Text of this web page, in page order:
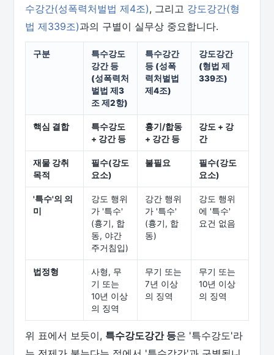
수강간(성폭력처벌법 제4조), 그리고 강도강간(형
법 제339조)과의 구별이 실무상 중요합니다.
구분
특수강도
강간 등
(성폭력처
벌법 제3
조 제2항)
특수강간
등 (성폭
력처벌법
제4조)
강도강간
(형법 제
339조)
핵심 결합
특수강도
+ 강간 등
흉기/합동
+ 강간 등
강도 + 강
간
재물 강취
목적
필수(강도
요소)
불필요
필수(강도
요소)
'특수'의 의
미
강도 행위
가 '특수'
(흉기, 합
동, 야간
주거침입)
강간 행위
가 '특수'
(흉기, 합
동)
강도 행위
에 '특수'
요건 없음
법정형
사형, 무
기 또는
10년 이상
의 징역
무기 또는
7년 이상
의 징역
무기 또는
10년 이상
의 징역
위 표에서 보듯이, 특수강도강간 등은 '특수강도'라